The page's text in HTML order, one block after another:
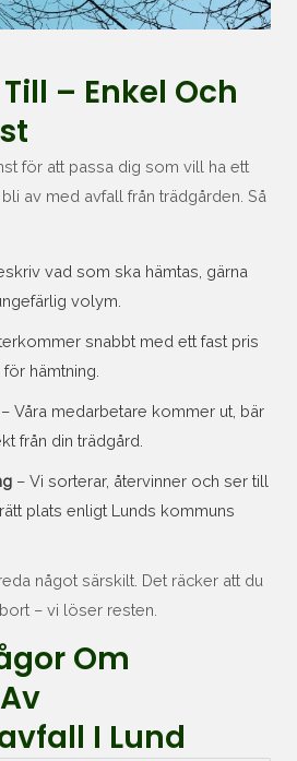
– Enkel Och
för att passa dig som vill ha ett
av med avfall från trädgården. Så
vad som ska hämtas, gärna
volym.
snabbt med ett fast pris
hämtning.
Våra medarbetare kommer ut, bär
från din trädgård.
– Vi sorterar, återvinner och ser till
plats enligt Lunds kommuns
något särskilt. Det räcker att du
– vi löser resten.
Om
I Lund